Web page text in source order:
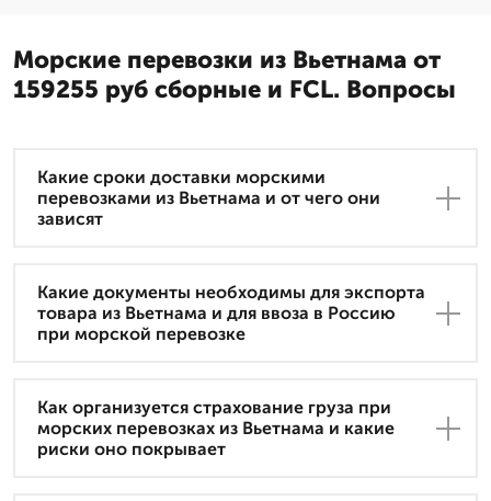
Морские перевозки из Вьетнама от
159255 руб сборные и FCL. Вопросы
Какие сроки доставки морскими
перевозками из Вьетнама и от чего они
зависят
Какие документы необходимы для экспорта
товара из Вьетнама и для ввоза в Россию
при морской перевозке
Как организуется страхование груза при
морских перевозках из Вьетнама и какие
риски оно покрывает